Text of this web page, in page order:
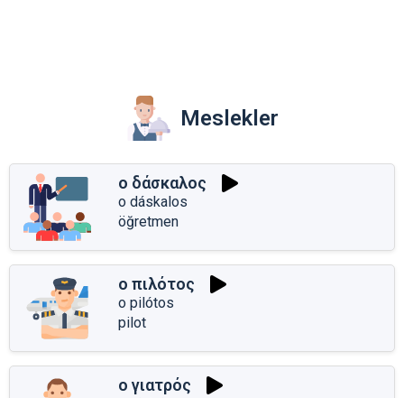
Meslekler
ο δάσκαλος
o dáskalos
öğretmen
ο πιλότος
o pilótos
pilot
ο γιατρός